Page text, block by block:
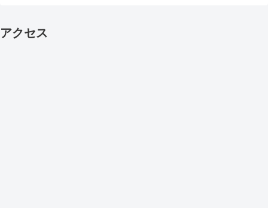
アクセス